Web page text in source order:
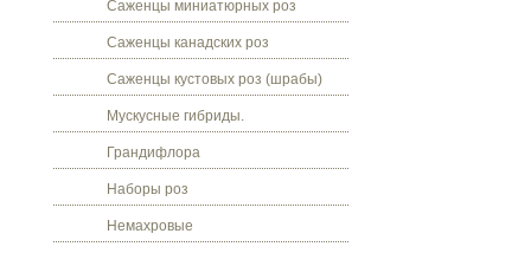
Саженцы миниатюрных роз
Саженцы канадских роз
Саженцы кустовых роз (шрабы)
Мускусные гибриды.
Грандифлора
Наборы роз
Немахровые